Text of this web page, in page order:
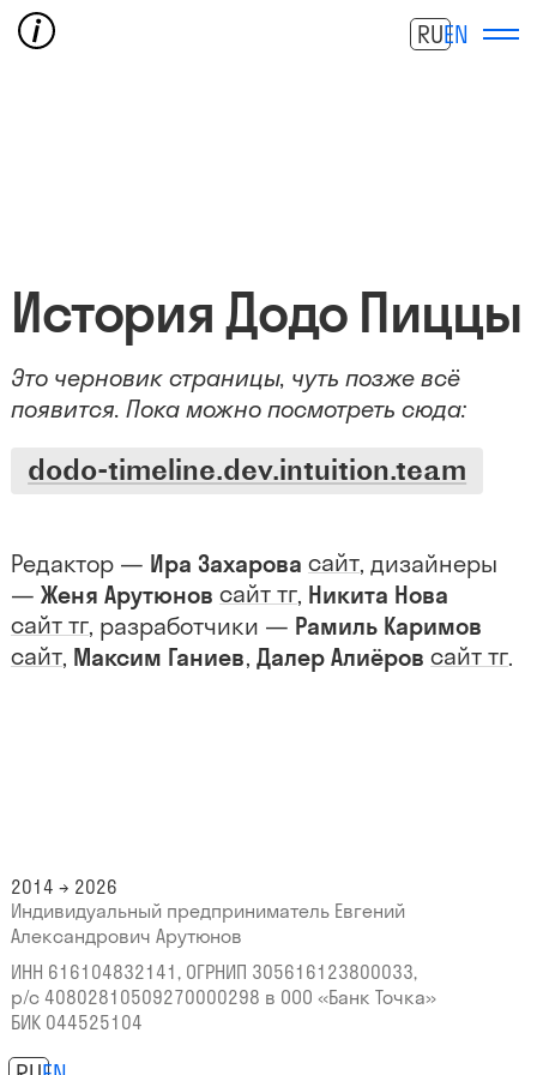
RUEN
История Додо Пиццы
Это черновик страницы, чуть позже всё
появится. Пока можно посмотреть сюда:
dodo-timeline.dev.intuition.team
Редактор — Ира Захарова сайт, дизайнеры
— Женя Арутюнов сайт тг, Никита Нова
сайт тг, разработчики — Рамиль Каримов
сайт, Максим Ганиев,Далер Алиёров сайт тг.
2014 → 2026
Индивидуальный предприниматель Евгений
Александрович Арутюнов
ИНН 616104832141, ОГРНИП 305616123800033,
р/с 40802810509270000298 в ООО «Банк Точка»
БИК 044525104